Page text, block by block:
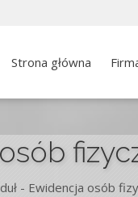
Strona główna
- Ewidencja osób